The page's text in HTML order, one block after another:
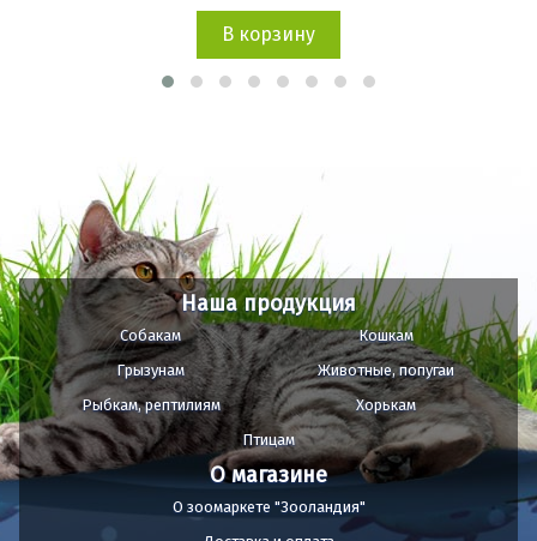
В корзину
Наша продукция
Собакам
Кошкам
Грызунам
Животные, попугаи
Рыбкам, рептилиям
Хорькам
Птицам
О магазине
О зоомаркете "Зооландия"